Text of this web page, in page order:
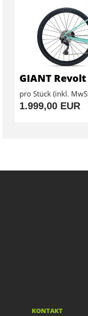
GIANT
pro Stück (inkl.
1.999,00 EUR
KONTAKT